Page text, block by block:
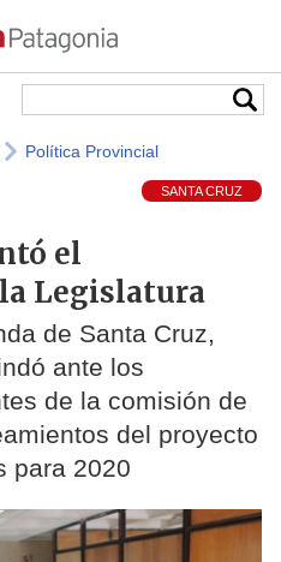
Política Provincial
SANTA CRUZ
el
Legislatura
de Santa Cruz,
ante los
de la comisión de
del proyecto
para 2020